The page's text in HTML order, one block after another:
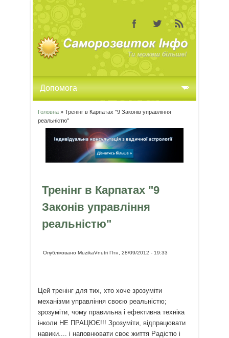
Ви є тут
Головна» Тренінг в Карпатах "9 Законів управління
реальністю"
Тренінг в Карпатах "9
Законів управління
реальністю"
Опубліковано MuzikaVnutri Птн, 28/09/2012 - 19:33
Цей тренінг для тих, хто хоче зрозуміти
механізми управління своєю реальністю;
зрозуміти, чому правильна і ефективна техніка
інколи НЕ ПРАЦЮЄ!!! Зрозуміти, відпрацювати
навики.... і наповнювати своє життя Радістю і